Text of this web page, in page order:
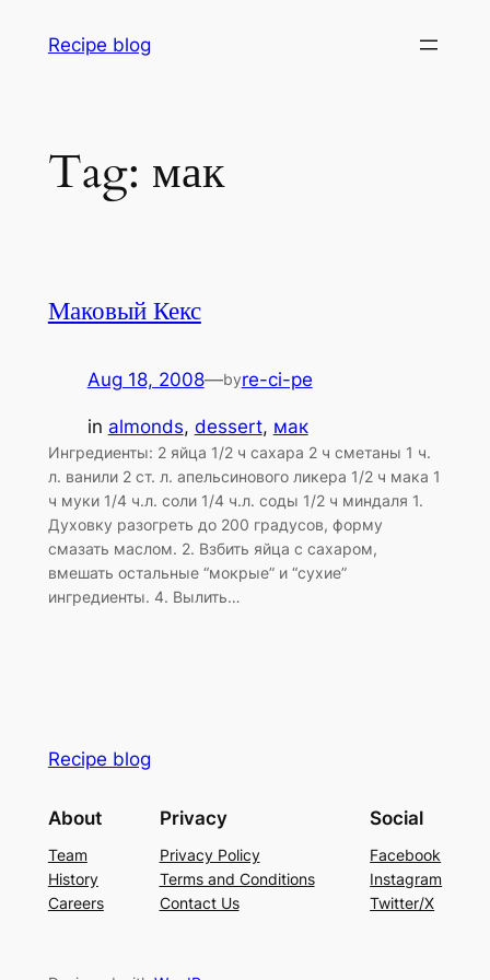
Recipe blog
Tag: мак
Маковый Кекс
Aug 18, 2008—byre-ci-pe
in almonds, dessert, мак
Ингредиенты: 2 яйца 1/2 ч сахара 2 ч сметаны 1 ч.
л. ванили 2 ст. л. апельсинового ликера 1/2 ч мака 1
ч муки 1/4 ч.л. соли 1/4 ч.л. соды 1/2 ч миндаля 1.
Духовку разогреть до 200 градусов, форму
смазать маслом. 2. Взбить яйца с сахаром,
вмешать остальные “мокрые” и “сухие”
ингредиенты. 4. Вылить…
Recipe blog
About
Team
History
Careers
Privacy
Privacy Policy
Terms and Conditions
Contact Us
Social
Facebook
Instagram
Twitter/X